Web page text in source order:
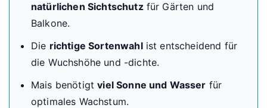
natürlichen Sichtschutzfür Gärten und
Balkone.
Die richtige Sortenwahlist entscheidend für
die Wuchshöhe und -dichte.
Mais benötigtviel Sonne und Wasser für
optimales Wachstum.